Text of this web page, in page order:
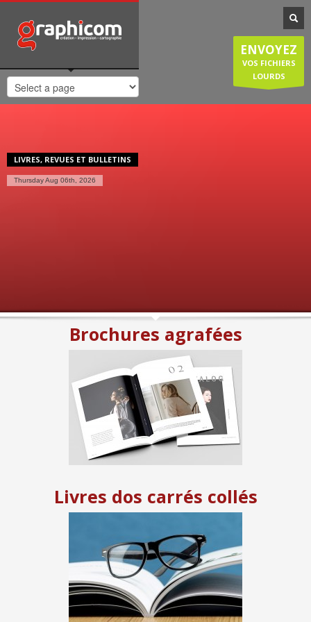
NOTRE SPÉCIALISATION
Notre entreprise familiale est spécialisée dans la cartographie, les
plans de ville, mais est également compétente en infographie, en
création graphique, en impression grâce à nos presses numériques
de haute qualité. Nous réalisons également des sites internet et
couvrons donc une large demande des entreprises et particuliers.
Vendredi: 8:30-12:30/14:00-18:00
Samedi/Dimanche: Fermé.
ENVOYEZ
VOS FICHIERS
LOURDS
LIVRES, REVUES ET BULLETINS
Thursday Aug 06th, 2026
Brochures agrafées
Livres dos carrés collés